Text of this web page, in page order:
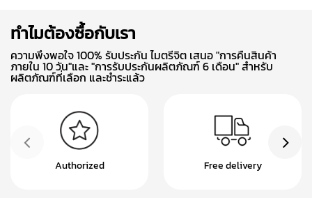
ทำไมต้องซื้อกับเรา
ความพึงพอใจ 100% รับประกัน ไมตรีจิต เสนอ "การคืนสินค้า
ภายใน 10 วัน"และ "การรับประกันผลิตภัณฑ์ 6 เดือน" สำหรับ
ผลิตภัณฑ์ที่เลือก และชำระแล้ว
Authorized Free delivery